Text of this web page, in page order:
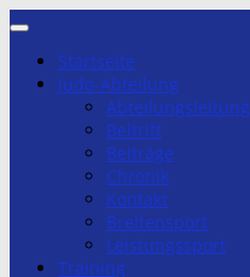
Zum
springenStartseite
Judo-Abteilung
Abteilungsleitung
Beitritt
Beiträge
Chronik
Kontakt
Breitensport
Leistungssport
Training